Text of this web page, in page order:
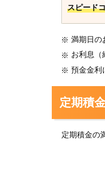
スピード
満期日の
お利息（
預金金利
定期積
定期積金の